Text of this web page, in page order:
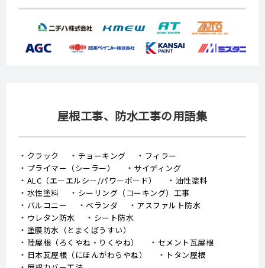
屋根工事、防水工事の用語集
クラック チョーキング
フィラー
プライマー（シーラー）
サイディング
ALC（エーエルシー/パワーボード）
油性塗料
水性塗料
シーリング（コーキング）工事
バルコニー
ベランダ
アスファルト防水
ウレタン防水
シート防水
塗膜防水（とまくぼうすい）
陸屋根（ろくやね・りくやね）
セメント瓦屋根
日本瓦屋根（にほんがわらやね）
トタン屋根